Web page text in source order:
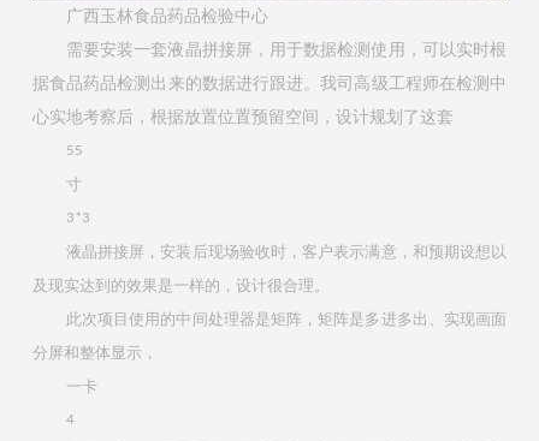
广西玉林食品药品检验中心
需要安装一套液晶拼接屏，用于数据检测使用，可以实时根
据食品药品检测出来的数据进行跟进。我司高级工程师在检测中
心实地考察后，根据放置位置预留空间，设计规划了这套
55
寸
3*3
液晶拼接屏，安装后现场验收时，客户表示满意，和预期设想以
及现实达到的效果是一样的，设计很合理。
此次项目使用的中间处理器是矩阵，矩阵是多进多出、实现画面
分屏和整体显示，
一卡
4